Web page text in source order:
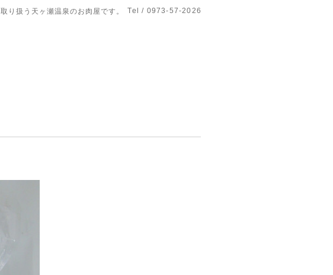
り扱う天ヶ瀬温泉のお肉屋です。 Tel / 0973-57-2026